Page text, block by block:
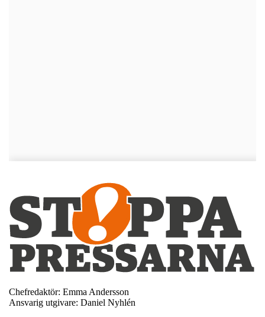
Chefredaktör: Emma Andersson
Ansvarig utgivare: Daniel Nyhlén